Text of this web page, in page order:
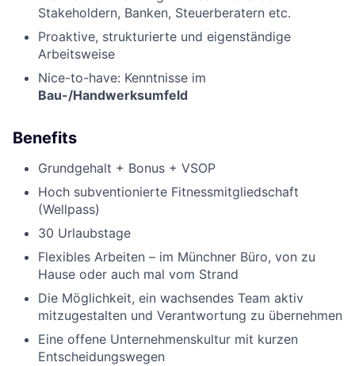
Stakeholdern, Banken, Steuerberatern etc.
Proaktive, strukturierte und eigenständige
Arbeitsweise
Nice-to-have: Kenntnisse im
Bau-/Handwerksumfeld
Benefits
Grundgehalt + Bonus + VSOP
Hoch subventionierte Fitnessmitgliedschaft
(Wellpass)
30 Urlaubstage
Flexibles Arbeiten – im Münchner Büro, von zu
Hause oder auch mal vom Strand
Die Möglichkeit, ein wachsendes Team aktiv
mitzugestalten und Verantwortung zu übernehmen
Eine offene Unternehmenskultur mit kurzen
Entscheidungswegen